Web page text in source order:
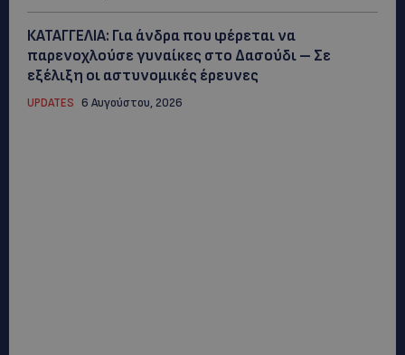
ΚΑΤΑΓΓΕΛΙΑ: Για άνδρα που φέρεται να
παρενοχλούσε γυναίκες στο Δασούδι – Σε
εξέλιξη οι αστυνομικές έρευνες
UPDATES 6 Αυγούστου, 2026